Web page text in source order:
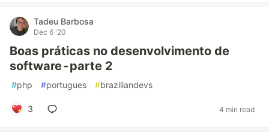
Tadeu Barbosa
Dec 6 '20
Boas práticas no desenvolvimento de
software - parte 2
#php #portugues #braziliandevs
3 4 min read